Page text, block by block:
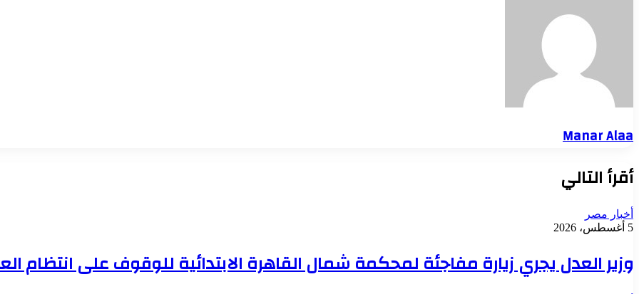
Manar Alaa
أقرأ التالي
أخبار مصر
5 أغسطس، 2026
وزير العدل يجري زيارة مفاجئة لمحكمة شمال القاهرة الابتدائية للوقوف على انتظام